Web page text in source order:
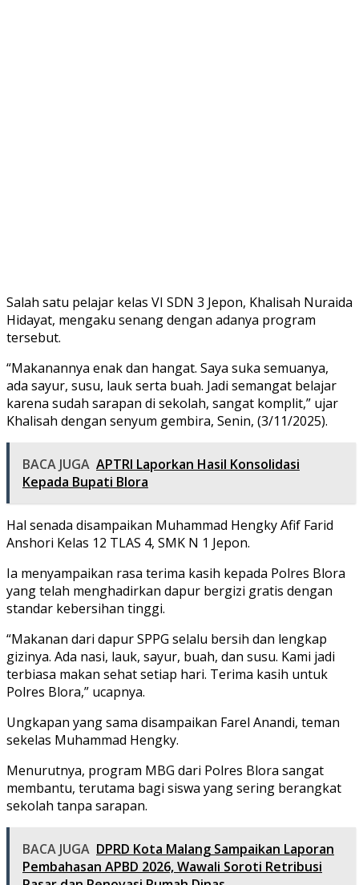
Salah satu pelajar kelas VI SDN 3 Jepon, Khalisah Nuraida
Hidayat, mengaku senang dengan adanya program
tersebut.
“Makanannya enak dan hangat. Saya suka semuanya,
ada sayur, susu, lauk serta buah. Jadi semangat belajar
karena sudah sarapan di sekolah, sangat komplit,” ujar
Khalisah dengan senyum gembira, Senin, (3/11/2025).
BACA JUGA APTRI Laporkan Hasil Konsolidasi
Kepada Bupati Blora
Hal senada disampaikan Muhammad Hengky Afif Farid
Anshori Kelas 12 TLAS 4, SMK N 1 Jepon.
Ia menyampaikan rasa terima kasih kepada Polres Blora
yang telah menghadirkan dapur bergizi gratis dengan
standar kebersihan tinggi.
“Makanan dari dapur SPPG selalu bersih dan lengkap
gizinya. Ada nasi, lauk, sayur, buah, dan susu. Kami jadi
terbiasa makan sehat setiap hari. Terima kasih untuk
Polres Blora,” ucapnya.
Ungkapan yang sama disampaikan Farel Anandi, teman
sekelas Muhammad Hengky.
Menurutnya, program MBG dari Polres Blora sangat
membantu, terutama bagi siswa yang sering berangkat
sekolah tanpa sarapan.
BACA JUGA DPRD Kota Malang Sampaikan Laporan
Pembahasan APBD 2026, Wawali Soroti Retribusi